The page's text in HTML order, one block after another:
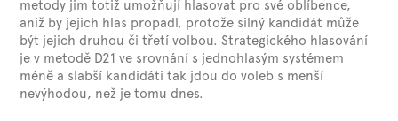
metody jim totiž umožňují hlasovat pro své oblíbence,
aniž by jejich hlas propadl, protože silný kandidát může
být jejich druhou či třetí volbou. Strategického hlasování
je v metodě D21 ve srovnání s jednohlasým systémem
méně a slabší kandidáti tak jdou do voleb s menší
nevýhodou, než je tomu dnes.